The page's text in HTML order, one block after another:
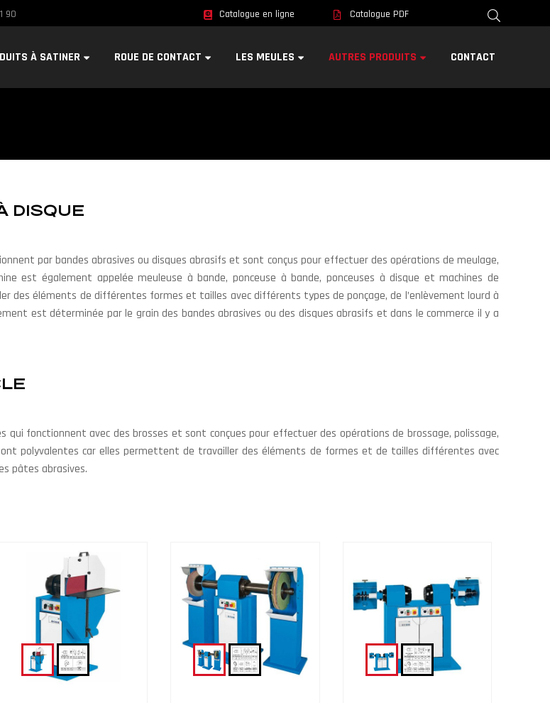
90 Catalogue en ligne Catalogue PDF
À SATINER ROUE DE CONTACT LES MEULES AUTRES PRODUITS CONTACT
DISQUE
par bandes abrasives ou disques abrasifs et sont conçus pour effectuer des opérations de meulage,
est également appelée meuleuse à bande, ponceuse à bande, ponceuses à disque et machines de
des éléments de différentes formes et tailles avec différents types de ponçage, de l’enlèvement lourd à
est déterminée par le grain des bandes abrasives ou des disques abrasifs et dans le commerce il y a
qui fonctionnent avec des brosses et sont conçues pour effectuer des opérations de brossage, polissage,
polyvalentes car elles permettent de travailler des éléments de formes et de tailles différentes avec
pâtes abrasives.